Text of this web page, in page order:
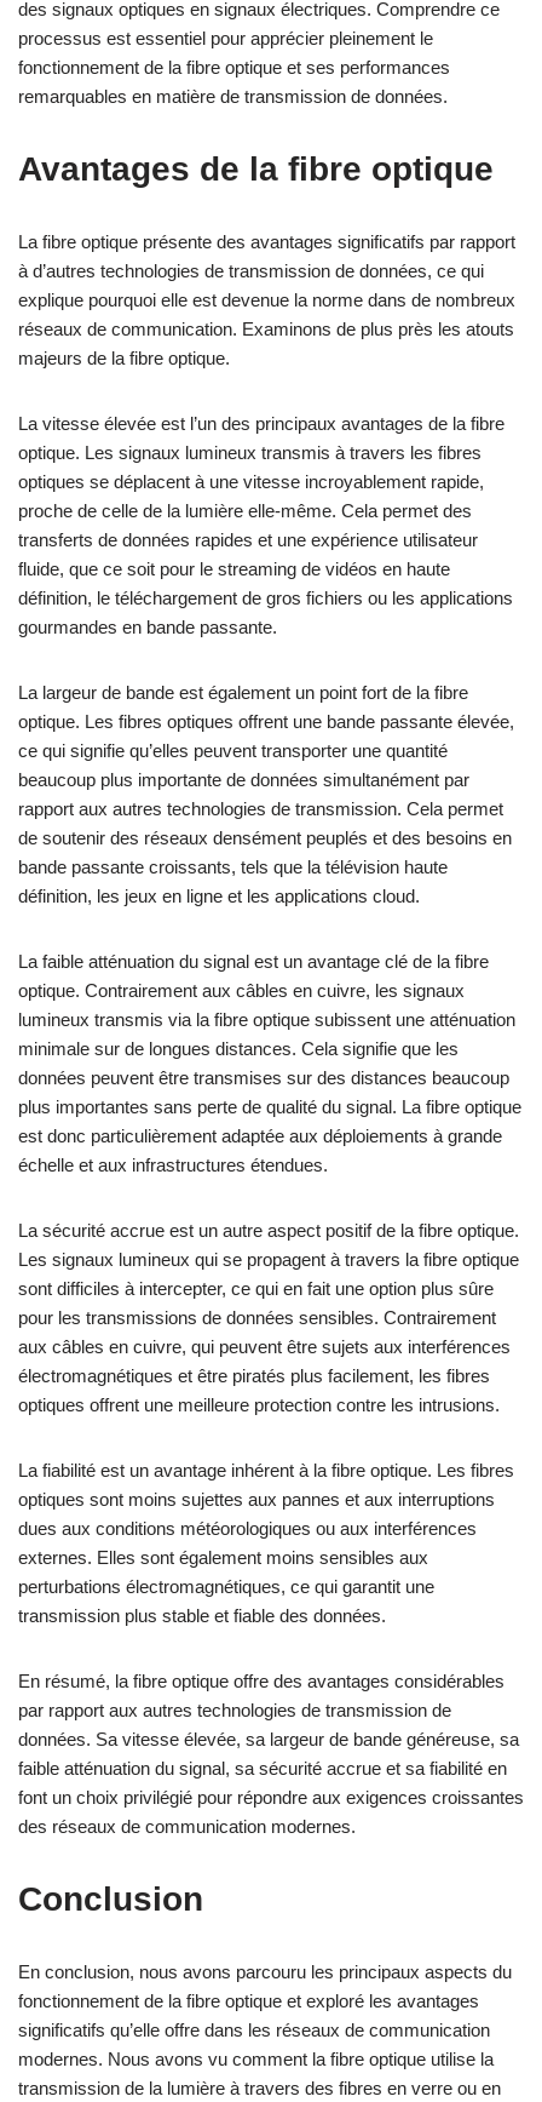
des signaux optiques en signaux électriques. Comprendre ce
processus est essentiel pour apprécier pleinement le
fonctionnement de la fibre optique et ses performances
remarquables en matière de transmission de données.
Avantages de la fibre optique
La fibre optique présente des avantages significatifs par rapport
à d’autres technologies de transmission de données, ce qui
explique pourquoi elle est devenue la norme dans de nombreux
réseaux de communication. Examinons de plus près les atouts
majeurs de la fibre optique.
La vitesse élevée est l’un des principaux avantages de la fibre
optique. Les signaux lumineux transmis à travers les fibres
optiques se déplacent à une vitesse incroyablement rapide,
proche de celle de la lumière elle-même. Cela permet des
transferts de données rapides et une expérience utilisateur
fluide, que ce soit pour le streaming de vidéos en haute
définition, le téléchargement de gros fichiers ou les applications
gourmandes en bande passante.
La largeur de bande est également un point fort de la fibre
optique. Les fibres optiques offrent une bande passante élevée,
ce qui signifie qu’elles peuvent transporter une quantité
beaucoup plus importante de données simultanément par
rapport aux autres technologies de transmission. Cela permet
de soutenir des réseaux densément peuplés et des besoins en
bande passante croissants, tels que la télévision haute
définition, les jeux en ligne et les applications cloud.
La faible atténuation du signal est un avantage clé de la fibre
optique. Contrairement aux câbles en cuivre, les signaux
lumineux transmis via la fibre optique subissent une atténuation
minimale sur de longues distances. Cela signifie que les
données peuvent être transmises sur des distances beaucoup
plus importantes sans perte de qualité du signal. La fibre optique
est donc particulièrement adaptée aux déploiements à grande
échelle et aux infrastructures étendues.
La sécurité accrue est un autre aspect positif de la fibre optique.
Les signaux lumineux qui se propagent à travers la fibre optique
sont difficiles à intercepter, ce qui en fait une option plus sûre
pour les transmissions de données sensibles. Contrairement
aux câbles en cuivre, qui peuvent être sujets aux interférences
électromagnétiques et être piratés plus facilement, les fibres
optiques offrent une meilleure protection contre les intrusions.
La fiabilité est un avantage inhérent à la fibre optique. Les fibres
optiques sont moins sujettes aux pannes et aux interruptions
dues aux conditions météorologiques ou aux interférences
externes. Elles sont également moins sensibles aux
perturbations électromagnétiques, ce qui garantit une
transmission plus stable et fiable des données.
En résumé, la fibre optique offre des avantages considérables
par rapport aux autres technologies de transmission de
données. Sa vitesse élevée, sa largeur de bande généreuse, sa
faible atténuation du signal, sa sécurité accrue et sa fiabilité en
font un choix privilégié pour répondre aux exigences croissantes
des réseaux de communication modernes.
Conclusion
En conclusion, nous avons parcouru les principaux aspects du
fonctionnement de la fibre optique et exploré les avantages
significatifs qu’elle offre dans les réseaux de communication
modernes. Nous avons vu comment la fibre optique utilise la
transmission de la lumière à travers des fibres en verre ou en